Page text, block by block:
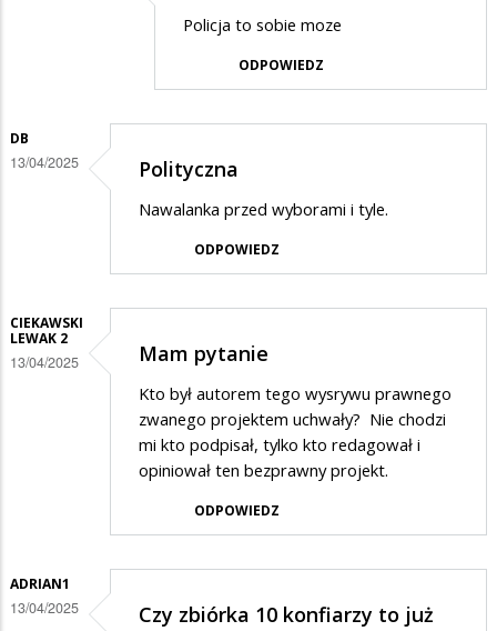
na
Policja to sobie moze
ODPOWIEDZ
DB
13/04/2025 Polityczna
Nawalanka przed wyborami i tyle.
ODPOWIEDZ
CIEKAWSKI
LEWAK 2
13/04/2025 Mam pytanie
Kto był autorem tego wysrywu prawnego
zwanego projektem uchwały? Nie chodzi
mi kto podpisał, tylko kto redagował i
opiniował ten bezprawny projekt.
ODPOWIEDZ
ADRIAN1
13/04/2025
Czy zbiórka 10 konfiarzy to już